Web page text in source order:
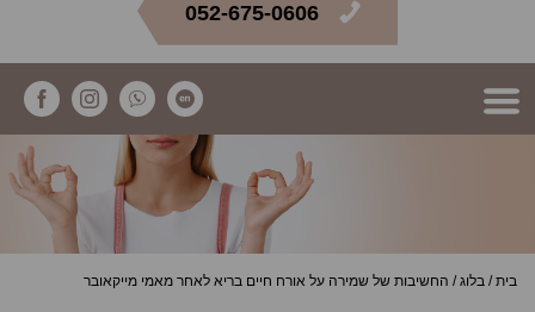
052-675-0606
בית/ בלוג/ החשיבות של שמירה על אורח חיים בריא לאחר מאמי מייקאובר